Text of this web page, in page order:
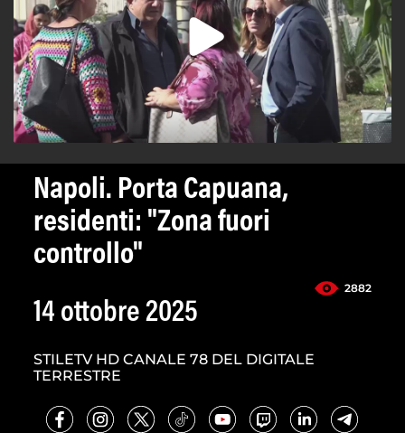
Napoli. Porta Capuana,
residenti: "Zona fuori
controllo"
2882
14 ottobre 2025
STILETV HD CANALE 78 DEL DIGITALE
TERRESTRE